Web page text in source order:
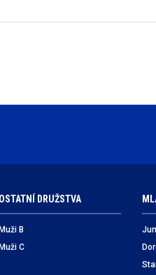
OSTATNÍ DRUŽSTVA
Muži B
Muži C